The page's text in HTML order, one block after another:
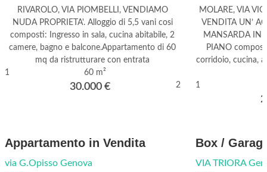
RIVAROLO, VIA PIOMBELLI, VENDIAMO
NUDA PROPRIETA'. Alloggio di 5,5 vani cosi
composti: Ingresso in sala, cucina abitabile, 2
camere, bagno e balcone.Appartamento di 60
mq da ristrutturare con entrata
1
60 m²
2
30.000 €
MOLARE, VIA
VENDITA UN’
MANSARDA IN
PIANO
corridoio, cucina,
1
Appartamento in Vendita
via G.Opisso Genova
Box /
VIA TRIORA